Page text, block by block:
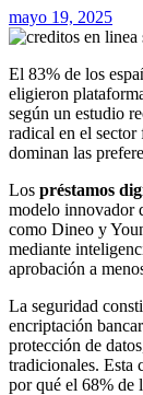
mayo 19, 2025
El 83% de los españoles que solicitaron financiación en 2024
eligieron
según un estudio
radical en el
dominan las
Los préstamos
modelo innovador
como Dineo y
mediante
aprobación a
La seguridad
encriptación
protección de
tradicionales. Esta
por qué el 68% de